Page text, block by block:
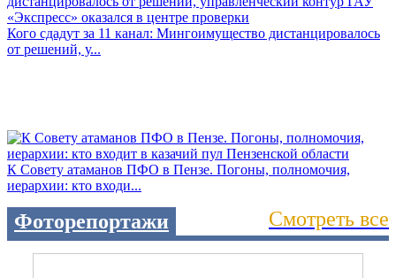
Кого сдадут за 11 канал: Мингоимущество дистанцировалось
от решений, у...
К Совету атаманов ПФО в Пензе. Погоны, полномочия,
иерархии: кто входи...
Фоторепортажи Смотреть все